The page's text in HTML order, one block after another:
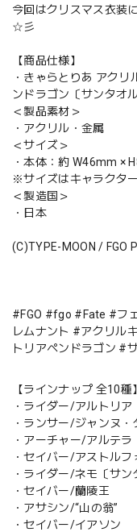
今回はクリスマス衣装
☆彡
【商品仕様】
・きゃらとりあ アク
ンドラゴン〔サンタオル
＜製品素材＞
・アクリル・金属
＜サイズ＞
・本体：約 W46mm ×
※サイズはキャラクタ
＜製造国＞
・日本
(C)TYPE-MOON / FGO
#FGO #fgo #Fate #フ
レムナント #アクリル
トリアペンドラゴン #
【ラインナップ 全10種】
・ライダー/アルトリア
・ランサー/ジャンヌ
・アーチャー/アルテラ
・セイバー/アストルフ
・ライダー/ネモ〔サン
・セイバー/蘭陵王
・アサシン/“山の翁”
・セイバー/イアソン